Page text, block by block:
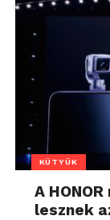
KÜTYÜK
A
lesznek